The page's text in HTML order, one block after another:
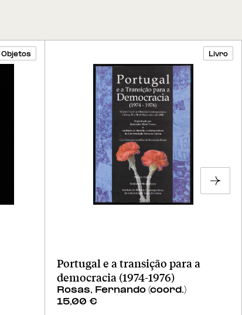
Objetos Livro
Portugal e a transição para a
democracia (1974-1976)
Rosas, Fernando (coord.)
15,00 €